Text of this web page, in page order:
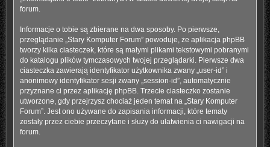
forum.
Informacje o tobie są zbierane na dwa sposoby. Po pierwsze,
przeglądanie „Stary Komputer Forum” powoduje, że aplikacja phpBB
tworzy kilka ciasteczek, które są małymi plikami tekstowymi pobranymi
do katalogu plików tymczasowych twojej przeglądarki. Pierwsze dwa
ciasteczka zawierają identyfikator użytkownika zwany „user-id” i
anonimowy identyfikator sesji zwany „session-id”, automatycznie
przyznane ci przez aplikację phpBB. Trzecie ciasteczko zostanie
utworzone, gdy przejrzysz chociaż jeden temat na „Stary Komputer
Forum”. Jest ono używane do zapisania informacji, które tematy
zostały przez ciebie przeczytane i służy do ułatwienia ci nawigacji na
forum.